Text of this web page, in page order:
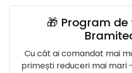
🎁 Program
Cu cât ai comandat mai
primești reduceri mai mari